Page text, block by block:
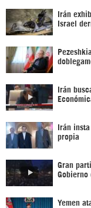
Irán
Israel
Irán
Irán
propia
Gran
Gobierno
Yemen